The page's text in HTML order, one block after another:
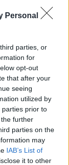
Personal
parties, or
for
opt-out
that after your
seeing
utilized by
parties prior to
further
parties on the
may
IAB’s List of
it to other
megkérdezni
hogy a
valódi hatással